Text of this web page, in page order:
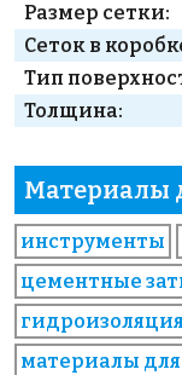
Размер сетки:
Сеток в
Тип
Толщина:
Материалы
инструменты
цементные
гидроизоляция
материалы